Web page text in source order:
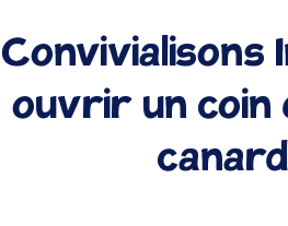
Convivialisons
ouvrir un coin